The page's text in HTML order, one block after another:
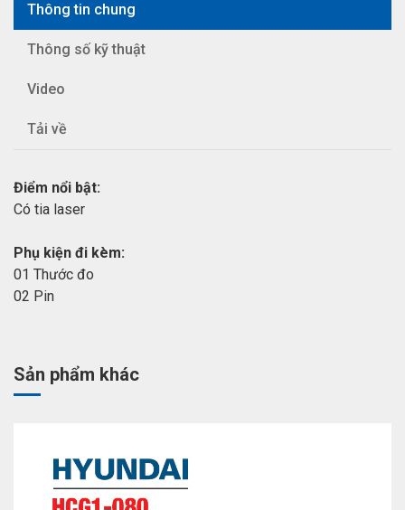
Thông tin chung
Thông số kỹ thuật
Video
Tải về
Điểm nổi bật:
Có tia laser
Phụ kiện đi kèm:
01 Thước đo
02 Pin
Sản phẩm khác